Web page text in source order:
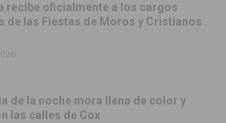
recibe oficialmente a los cargos
de las Fiestas de Moros y Cristianos
de la noche mora llena de color y
las calles de Cox